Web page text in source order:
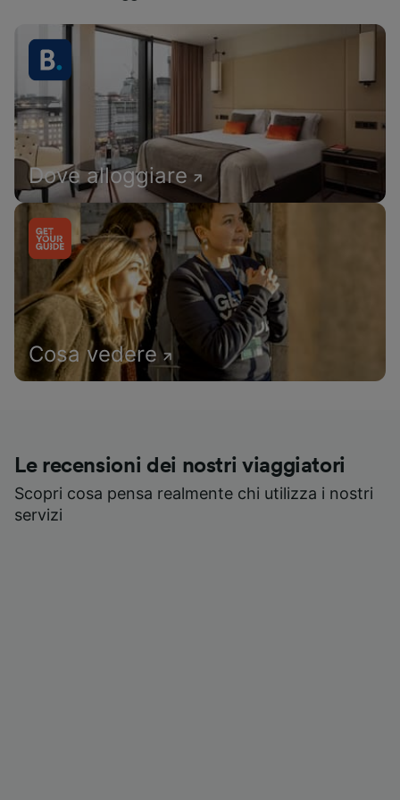
Dove alloggiare
Cosa vedere
Le recensioni dei nostri viaggiatori
Scopri cosa pensa realmente chi utilizza i nostri
servizi